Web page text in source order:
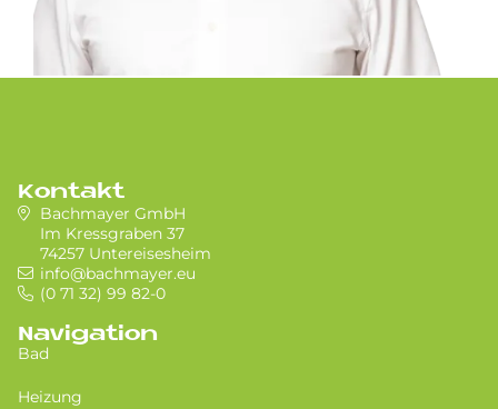
Kontakt
Bachmayer GmbH
Im Kressgraben 37
74257 Untereisesheim
info@bachmayer.eu
(0 71 32) 99 82-0
Navigation
Bad
Heizung